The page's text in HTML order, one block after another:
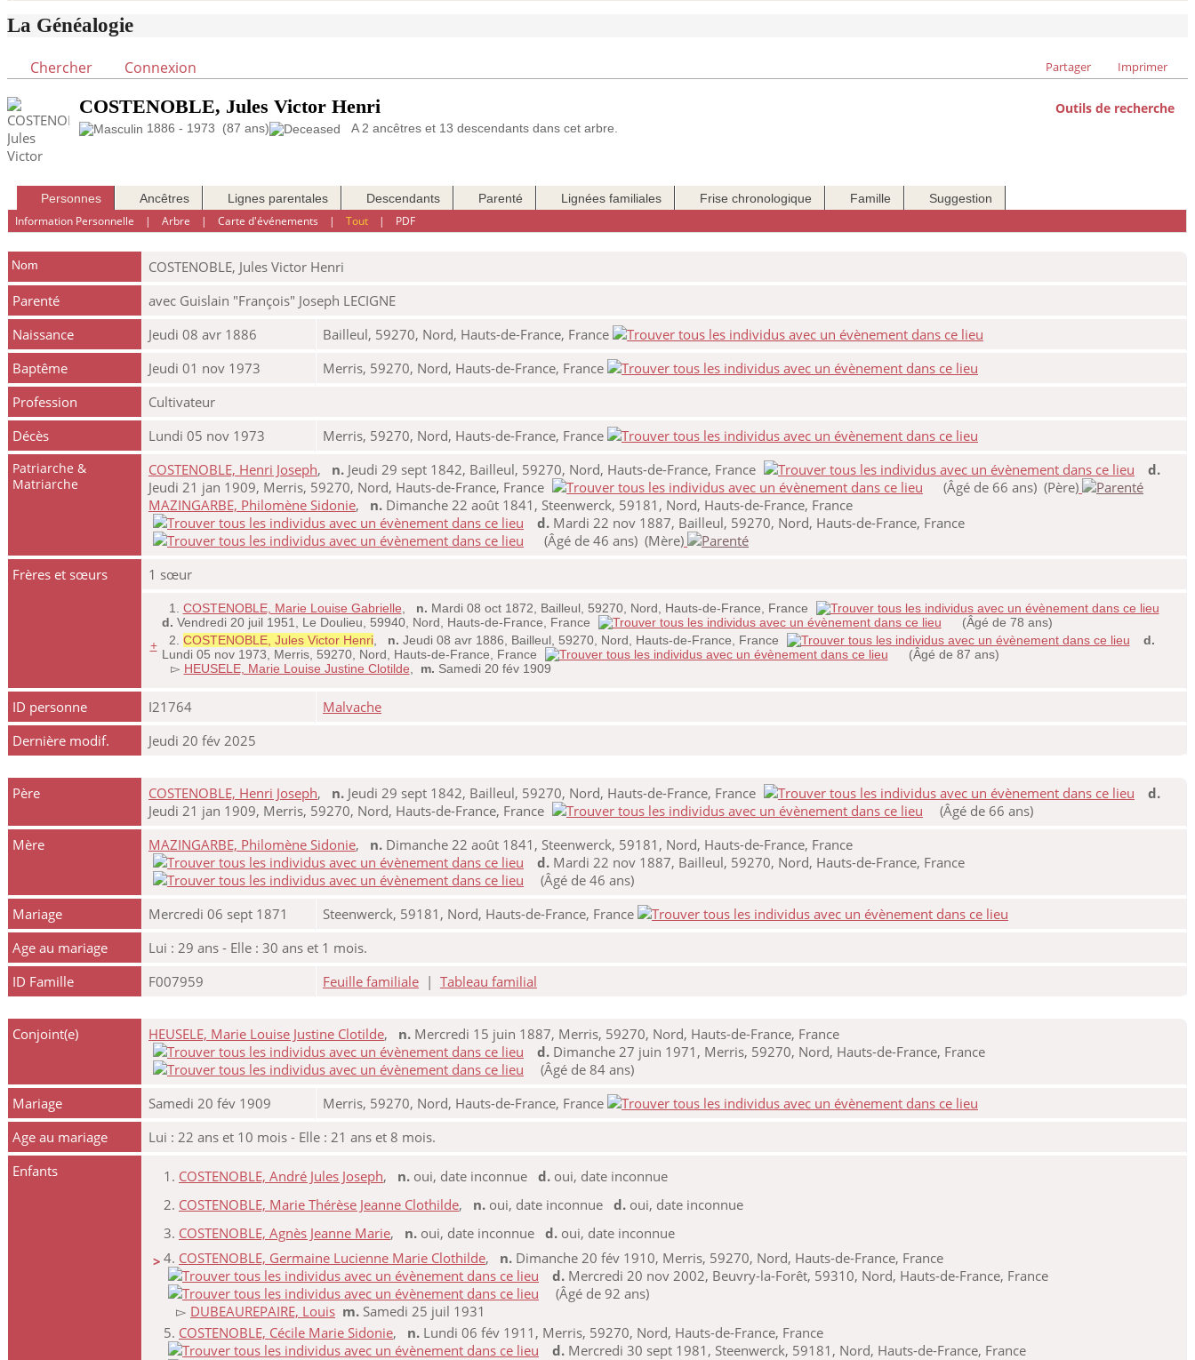
La Généalogie
Chercher Connexion Partager Imprimer
Outils de recherche
COSTENOBLE, Jules Victor Henri
1886 - 1973 (87 ans) A 2 ancêtres et 13 descendants dans cet arbre.
Personnes Ancêtres Lignes parentales Descendants Parenté Lignées familiales Frise chronologique Famille Suggestion
Information Personnelle |Arbre |Carte d'événements |Tout | PDF
Nom COSTENOBLE, Jules Victor Henri
Parenté
avec Guislain "François" Joseph LECIGNE
Naissance
Jeudi 08 avr 1886
Bailleul, 59270, Nord, Hauts-de-France, France
Baptême
Jeudi 01 nov 1973
Merris, 59270, Nord, Hauts-de-France, France
Profession
Cultivateur
Décès
Lundi 05 nov 1973 Merris, 59270, Nord, Hauts-de-France, France
Patriarche &
Matriarche
COSTENOBLE, Henri Joseph, n. Jeudi 29 sept 1842, Bailleul, 59270, Nord, Hauts-de-France, France
d.
Jeudi 21 jan 1909, Merris, 59270, Nord, Hauts-de-France, France
(Âgé de 66 ans) (Père)
MAZINGARBE, Philomène Sidonie, n. Dimanche 22 août 1841, Steenwerck, 59181, Nord, Hauts-de-France, France
d. Mardi 22 nov 1887, Bailleul, 59270, Nord, Hauts-de-France, France
(Âgé de 46 ans) (Mère)
Frères et sœurs
1 sœur
1. COSTENOBLE, Marie Louise Gabrielle, n. Mardi 08 oct 1872, Bailleul, 59270, Nord, Hauts-de-France, France
d. Vendredi 20 juil 1951, Le Doulieu, 59940, Nord, Hauts-de-France, France (Âgé de 78 ans)
+ 2. COSTENOBLE, Jules Victor Henri, n. Jeudi 08 avr 1886, Bailleul, 59270, Nord, Hauts-de-France, France
d.
Lundi 05 nov 1973, Merris, 59270, Nord, Hauts-de-France, France
(Âgé de 87 ans)
▻ HEUSELE, Marie Louise Justine Clotilde, m. Samedi 20 fév 1909
ID personne I21764
Malvache
Dernière modif.
Jeudi 20 fév 2025
Père COSTENOBLE, Henri Joseph, n. Jeudi 29 sept 1842, Bailleul, 59270, Nord, Hauts-de-France, France
d.
Jeudi 21 jan 1909, Merris, 59270, Nord, Hauts-de-France, France
(Âgé de 66 ans)
Mère
MAZINGARBE, Philomène Sidonie, n. Dimanche 22 août 1841, Steenwerck, 59181, Nord, Hauts-de-France, France
d. Mardi 22 nov 1887, Bailleul, 59270, Nord, Hauts-de-France, France
(Âgé de 46 ans)
Mariage
Mercredi 06 sept 1871
Steenwerck, 59181, Nord, Hauts-de-France, France
Age au mariage
Lui : 29 ans - Elle : 30 ans et 1 mois.
ID Famille
F007959 Feuille familiale | Tableau familial
Conjoint(e) HEUSELE, Marie Louise Justine Clotilde, n. Mercredi 15 juin 1887, Merris, 59270, Nord, Hauts-de-France, France
d. Dimanche 27 juin 1971, Merris, 59270, Nord, Hauts-de-France, France
(Âgé de 84 ans)
Mariage
Samedi 20 fév 1909
Merris, 59270, Nord, Hauts-de-France, France
Age au mariage
Lui : 22 ans et 10 mois - Elle : 21 ans et 8 mois.
Enfants
1. COSTENOBLE, André Jules Joseph, n. oui, date inconnue d. oui, date inconnue
2. COSTENOBLE, Marie Thérèse Jeanne Clothilde, n. oui, date inconnue d. oui, date inconnue
3. COSTENOBLE, Agnès Jeanne Marie, n. oui, date inconnue d. oui, date inconnue
> 4. COSTENOBLE, Germaine Lucienne Marie Clothilde, n. Dimanche 20 fév 1910, Merris, 59270, Nord, Hauts-de-France, France
d. Mercredi 20 nov 2002, Beuvry-la-Forêt, 59310, Nord, Hauts-de-France, France
(Âgé de 92 ans)
▻ DUBEAUREPAIRE, Louis m. Samedi 25 juil 1931
5. COSTENOBLE, Cécile Marie Sidonie, n. Lundi 06 fév 1911, Merris, 59270, Nord, Hauts-de-France, France
d. Mercredi 30 sept 1981, Steenwerck, 59181, Nord, Hauts-de-France, France